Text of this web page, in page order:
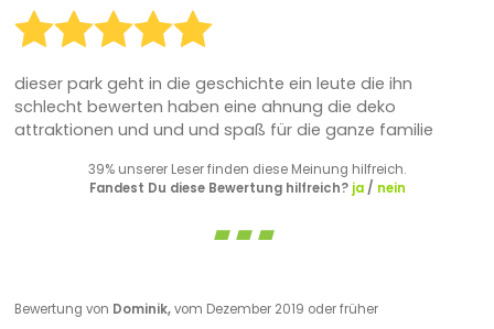
dieser park geht in die geschichte ein leute die ihn
schlecht bewerten haben eine ahnung die deko
attraktionen und und und spaß für die ganze familie
39% unserer Leser finden diese Meinung hilfreich.
Fandest Du diese Bewertung hilfreich? ja/ nein
Bewertung von Dominik,vom Dezember 2019 oder früher